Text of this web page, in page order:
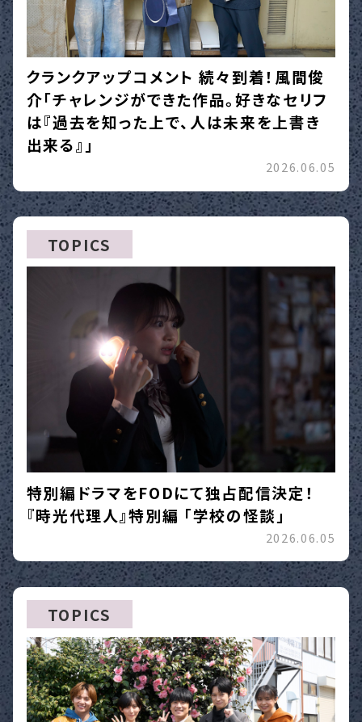
クランクアップコメント 続々到着！風間俊
介「チャレンジができた作品。好きなセリフ
は『過去を知った上で、人は未来を上書き
出来る』」
2026.06.05
TOPICS
特別編ドラマをFODにて独占配信決定！
『時光代理人』特別編 「学校の怪談」
2026.06.05
TOPICS